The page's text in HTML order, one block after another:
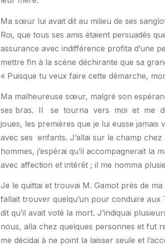
Ma sœur lui avait dit au milieu de ses
Roi, que tous ses amis étaient persuadés
assurance avec indifférence profita d’une
mettre fin à la scène déchirante que sa
« Puisque tu veux faire cette démarche,
Ma malheureuse sœur, malgré son
ses bras. Il se tourna vers moi et me
joues, les premières que je lui eusse
avec ses enfants. J’allai sur le champ
hommes, j’espérai qu’il accompagnerait la
avec affection et intérêt ; il me nomma
Je le quittai et trouvai M. Gamot près de
fallait trouver quelqu’un pour conduire aux
dit qu’il avait voté la mort. J’indiquai
nous, alla chez quelques personnes et fut
me décidai à ne point la laisser seule et